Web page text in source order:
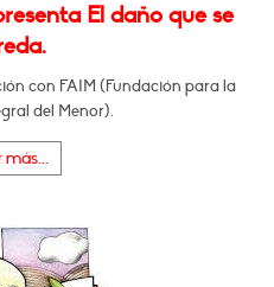
El daño que se
con FAIM (Fundación para la
del Menor).
más...